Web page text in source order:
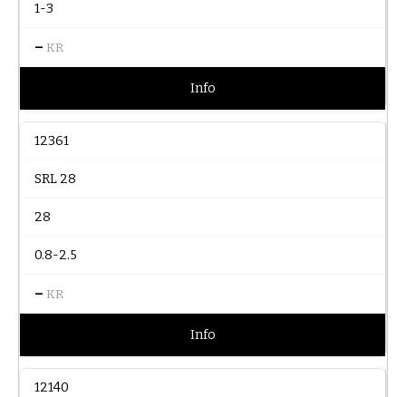
1-3
– KR
Info
12361
SRL 28
28
0.8-2.5
– KR
Info
12140